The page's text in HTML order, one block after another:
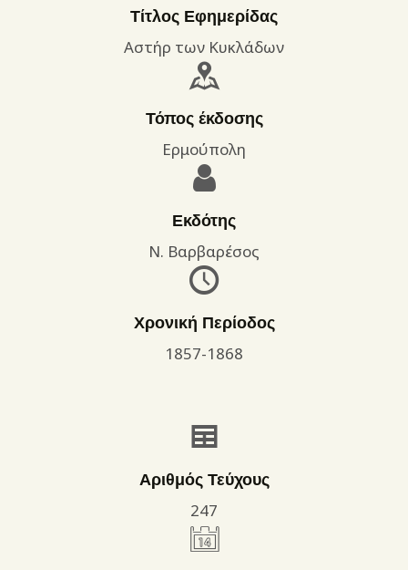
ΔΡΑΣΤΗΡΙΟΤΗΤΕΣ
ΕΠΙΚΟΙΝΩΝΊΑ
ΌΡΟΙ ΧΡΉΣΗΣ
Τίτλος Εφημερίδας
Αστήρ των Κυκλάδων
Τόπος έκδοσης
Ερμούπολη
Εκδότης
Ν. Βαρβαρέσος
Χρονική Περίοδος
1857-1868
Αριθμός Τεύχους
247